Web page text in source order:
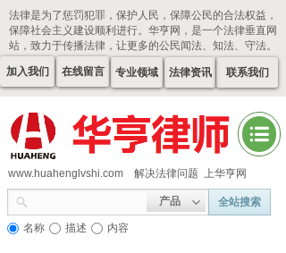
法律是为了惩罚犯罪，保护人民，保障公民的合法权益，
保障社会主义建设顺利进行。华亨网，是一个法律垂直网
站，致力于传播法律，让更多的公民闻法、知法、守法。
在线留言 专业领域 法律资讯 联系我们
加入我们
产品 全站搜索
名称 描述 内容
www.huahenglvshi.com 解决法律问题 上华亨网